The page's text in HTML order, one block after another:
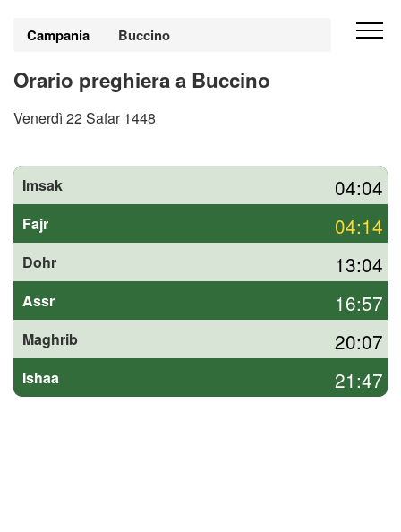
Campania Buccino
Orario preghiera a Buccino
Venerdì 22 Safar 1448
Imsak 04:04
Fajr 04:14
Dohr 13:04
Assr 16:57
Maghrib 20:07
Ishaa 21:47